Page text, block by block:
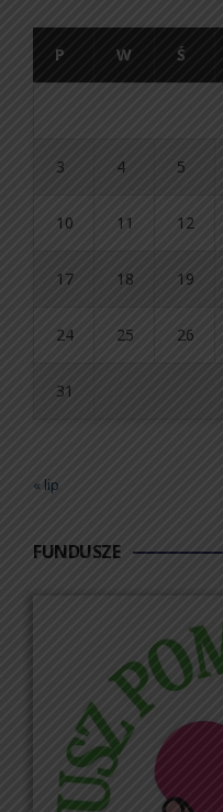
P W Ś
3 4 5
10 11 12
17 18 19
24 25 26
31
« lip
FUNDUSZE